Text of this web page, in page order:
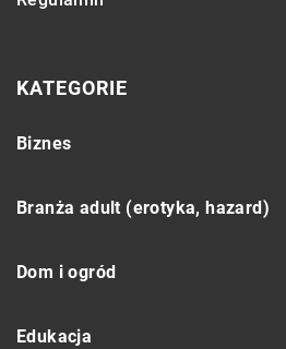
KATEGORIE
Biznes
Branża adult (erotyka, hazard)
Dom i ogród
Edukacja